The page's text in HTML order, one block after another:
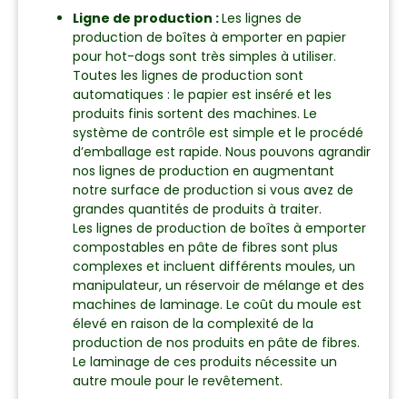
Ligne de production :Les lignes de
production de boîtes à emporter en papier
pour hot-dogs sont très simples à utiliser.
Toutes les lignes de production sont
automatiques : le papier est inséré et les
produits finis sortent des machines. Le
système de contrôle est simple et le procédé
d’emballage est rapide. Nous pouvons agrandir
nos lignes de production en augmentant
notre surface de production si vous avez de
grandes quantités de produits à traiter.
Les lignes de production de boîtes à emporter
compostables en pâte de fibres sont plus
complexes et incluent différents moules, un
manipulateur, un réservoir de mélange et des
machines de laminage. Le coût du moule est
élevé en raison de la complexité de la
production de nos produits en pâte de fibres.
Le laminage de ces produits nécessite un
autre moule pour le revêtement.